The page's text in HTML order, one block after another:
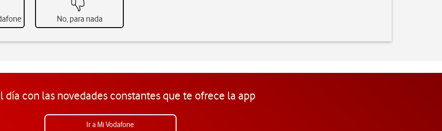
No, para nada
día con las novedades constantes que te ofrece la app
Ir a Mi Vodafone